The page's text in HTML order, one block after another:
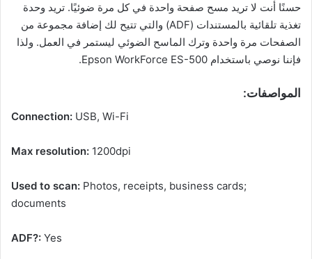
حسنًا أنت لا تريد مسح صفحة واحدة في كل مرة ضوئيًا. تريد وحدة
تغذية تلقائية بالمستندات (ADF) والتي تتيح لك إضافة مجموعة من
الصفحات مرة واحدة وترك الماسح الضوئي ليستمر في العمل. ولذا
فإننا نوصي باستخدام Epson WorkForce ES-500.
المواصفات:
Connection: USB, Wi-Fi
Max resolution: 1200dpi
Used to scan: Photos, receipts, business cards;
documents
ADF?: Yes